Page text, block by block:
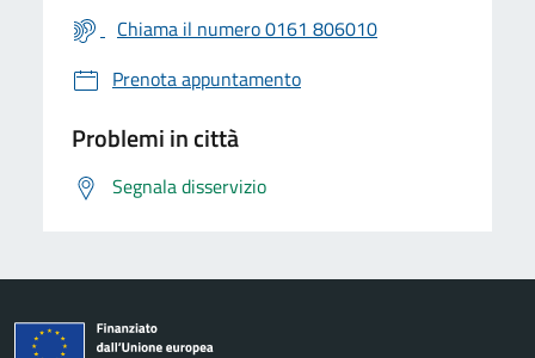
Chiama il numero 0161 806010
Prenota appuntamento
Problemi in città
Segnala disservizio